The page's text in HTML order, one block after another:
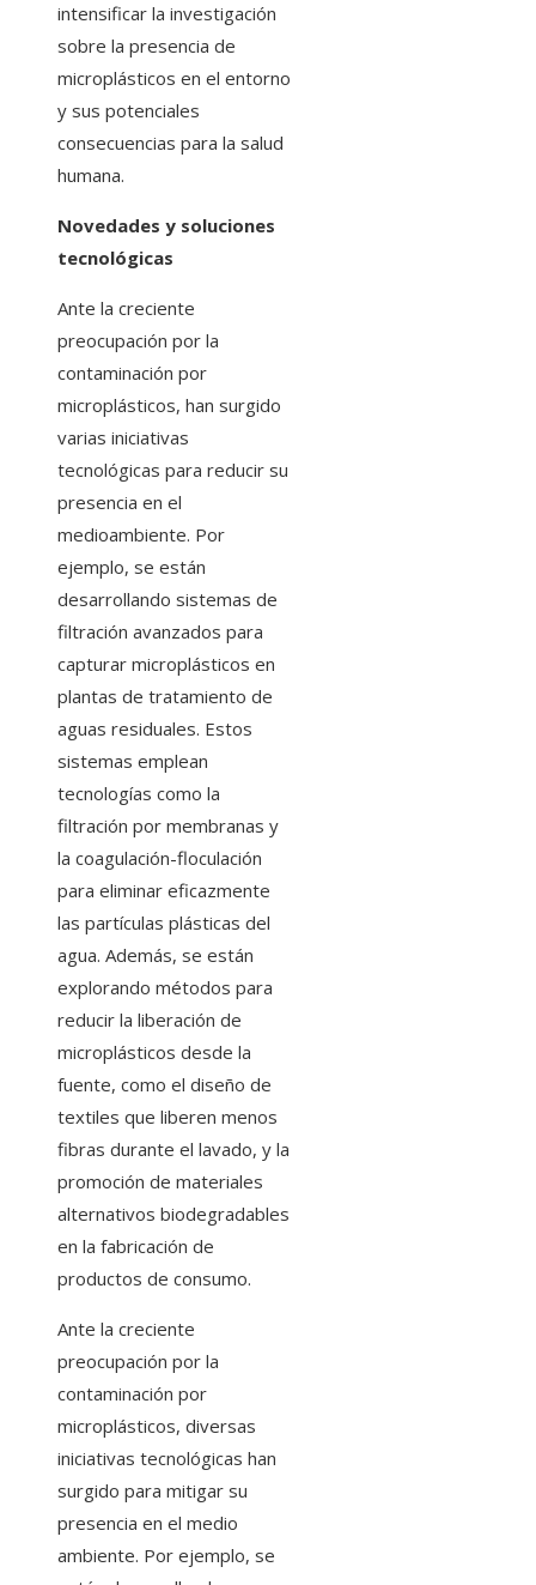
intensificar la investigación
sobre la presencia de
microplásticos en el entorno
y sus potenciales
consecuencias para la salud
humana.
Novedades y soluciones
tecnológicas
Ante la creciente
preocupación por la
contaminación por
microplásticos, han surgido
varias iniciativas
tecnológicas para reducir su
presencia en el
medioambiente. Por
ejemplo, se están
desarrollando sistemas de
filtración avanzados para
capturar microplásticos en
plantas de tratamiento de
aguas residuales. Estos
sistemas emplean
tecnologías como la
filtración por membranas y
la coagulación-floculación
para eliminar eficazmente
las partículas plásticas del
agua. Además, se están
explorando métodos para
reducir la liberación de
microplásticos desde la
fuente, como el diseño de
textiles que liberen menos
fibras durante el lavado, y la
promoción de materiales
alternativos biodegradables
en la fabricación de
productos de consumo.
Ante la creciente
preocupación por la
contaminación por
microplásticos, diversas
iniciativas tecnológicas han
surgido para mitigar su
presencia en el medio
ambiente. Por ejemplo, se